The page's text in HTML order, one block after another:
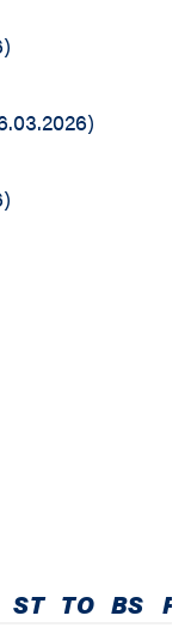
)
)
)
ST TO BS